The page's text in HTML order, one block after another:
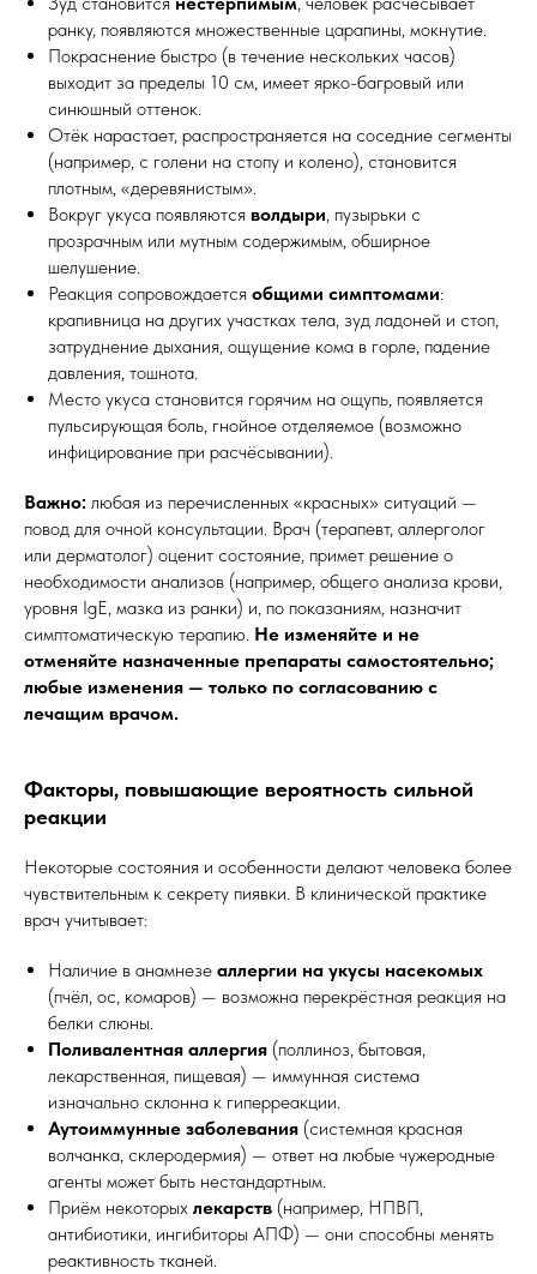
ранку, появляются множественные царапины, мокнутие.
Покраснение быстро (в течение нескольких часов)
выходит за пределы 10 см, имеет ярко-багровый или
синюшный оттенок.
Отёк нарастает, распространяется на соседние сегменты
(например, с голени на стопу и колено), становится
плотным, «деревянистым».
Вокруг укуса появляются волдыри, пузырьки с
прозрачным или мутным содержимым, обширное
шелушение.
Реакция сопровождается общими симптомами:
крапивница на других участках тела, зуд ладоней и стоп,
затруднение дыхания, ощущение кома в горле, падение
давления, тошнота.
Место укуса становится горячим на ощупь, появляется
пульсирующая боль, гнойное отделяемое (возможно
инфицирование при расчёсывании).
Важно: любая из перечисленных «красных» ситуаций —
повод для очной консультации. Врач (терапевт, аллерголог
или дерматолог) оценит состояние, примет решение о
необходимости анализов (например, общего анализа крови,
уровня IgE, мазка из ранки) и, по показаниям, назначит
симптоматическую терапию. Не изменяйте и не
отменяйте назначенные препараты самостоятельно;
любые изменения — только по согласованию с
лечащим врачом.
Факторы, повышающие вероятность сильной
реакции
Некоторые состояния и особенности делают человека более
чувствительным к секрету пиявки. В клинической практике
врач учитывает:
Наличие в анамнезе аллергии на укусы насекомых
(пчёл, ос, комаров) — возможна перекрёстная реакция на
белки слюны.
Поливалентная аллергия (поллиноз, бытовая,
лекарственная, пищевая) — иммунная система
изначально склонна к гиперреакции.
Аутоиммунные заболевания (системная красная
волчанка, склеродермия) — ответ на любые чужеродные
агенты может быть нестандартным.
Приём некоторых лекарств (например, НПВП,
антибиотики, ингибиторы АПФ) — они способны менять
реактивность тканей.